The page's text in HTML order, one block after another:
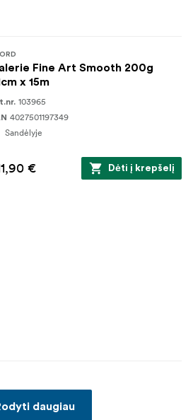
Fine Art Smooth 200g
x 15m
103965
4027501197349
Sandėlyje
€ Dėti į krepšelį
daugiau